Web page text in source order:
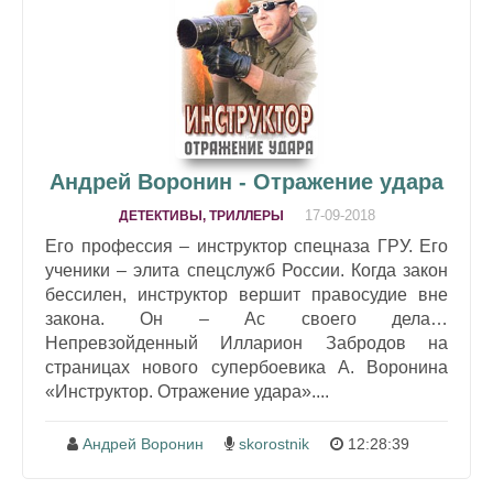
Андрей Воронин - Отражение удара
ДЕТЕКТИВЫ, ТРИЛЛЕРЫ 17-09-2018
Его профессия – инструктор спецназа ГРУ. Его
ученики – элита спецслужб России. Когда закон
бессилен, инструктор вершит правосудие вне
закона. Он – Ас своего дела…
Непревзойденный Илларион Забродов на
страницах нового супербоевика А. Воронина
«Инструктор. Отражение удара»....
Андрей Воронин skorostnik 12:28:39